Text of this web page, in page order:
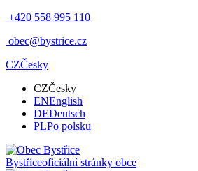
+420 558 995 110
obec@bystrice.cz
CZČesky
CZČesky
ENEnglish
DEDeutsch
PLPo polsku
Bystřiceoficiální stránky obce